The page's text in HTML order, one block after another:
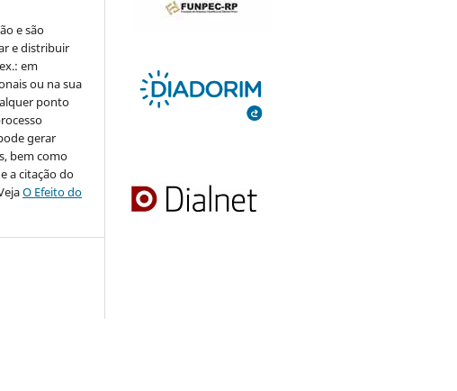
e são
e distribuir
em
ou na sua
ponto
gerar
bem como
a citação do
O Efeito do